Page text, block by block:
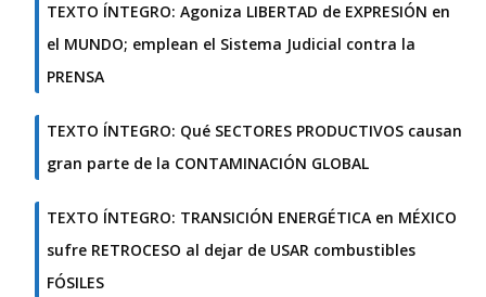
TEXTO ÍNTEGRO: Agoniza LIBERTAD de EXPRESIÓN en
el MUNDO; emplean el Sistema Judicial contra la
PRENSA
TEXTO ÍNTEGRO: Qué SECTORES PRODUCTIVOS causan
gran parte de la CONTAMINACIÓN GLOBAL
TEXTO ÍNTEGRO: TRANSICIÓN ENERGÉTICA en MÉXICO
sufre RETROCESO al dejar de USAR combustibles
FÓSILES